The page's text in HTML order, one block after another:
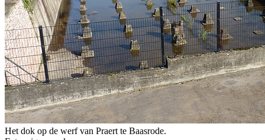
Het dok op de werf van Praert te Baasrode.